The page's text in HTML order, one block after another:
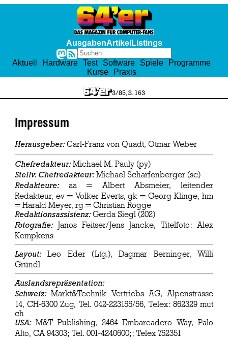
AusgabenArtikel Listings
Aktuell Hardware Test Software Spiele
Programme
Kurse
Praxis
3/85, S. 163
Impressum
Herausgeber:Carl-Franz von Quadt, Otmar Weber
Chefredakteur:Michael M. Pauly (py)
Stellv. Chefredakteur:Michael Scharfenberger (sc)
Redakteure:aa = Albert Absmeier, leitender
Redakteur, ev = Volker Everts, gk = Georg Klinge, hm
= Harald Meyer, rg = Christian Rogge
Redaktionsassistenz:Gerda Siegl (202)
Fotografie:Janos Feitser/Jens Jancke, Titelfoto: Alex
Kempkens
Layout:Leo Eder (Ltg.), Dagmar Berninger, Willi
Gründl
Auslandsrepräsentation:
Schweiz:Markt&Technik Vertriebs AG, Alpenstrasse
14, CH-6300 Zug, Tel. 042-223155/56, Telex: 862329 mut
ch
USA: M&T Publishing, 2464 Embarcadero Way, Palo
Alto, CA 94303; Tel. 001-4240600;; Telex 752351